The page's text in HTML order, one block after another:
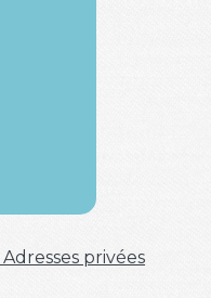
Adresses privées